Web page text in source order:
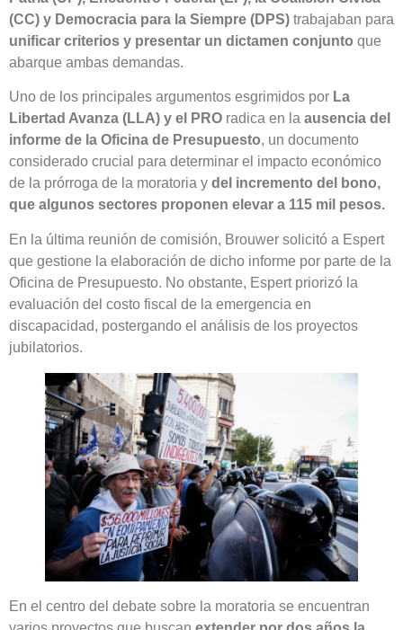
(CC) y Democracia para la Siempre (DPS) trabajaban para
unificar criterios y presentar un dictamen conjunto que
abarque ambas demandas.
Uno de los principales argumentos esgrimidos por La
Libertad Avanza (LLA) y el PRO radica en la ausencia del
informe de la Oficina de Presupuesto, un documento
considerado crucial para determinar el impacto económico
de la prórroga de la moratoria y del incremento del bono,
que algunos sectores proponen elevar a 115 mil pesos.
En la última reunión de comisión, Brouwer solicitó a Espert
que gestione la elaboración de dicho informe por parte de la
Oficina de Presupuesto. No obstante, Espert priorizó la
evaluación del costo fiscal de la emergencia en
discapacidad, postergando el análisis de los proyectos
jubilatorios.
En el centro del debate sobre la moratoria se encuentran